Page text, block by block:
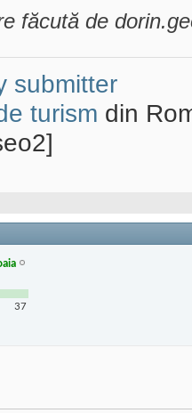
făcută de
submitter
turism din
37